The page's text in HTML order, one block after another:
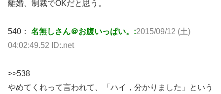
離婚、制裁でOKだと思う。
540： 名無しさん＠お腹いっぱい。:2015/09/12 (土)
04:02:49.52 ID:.net
>>538
やめてくれって言われて、「ハイ，分かりました」という